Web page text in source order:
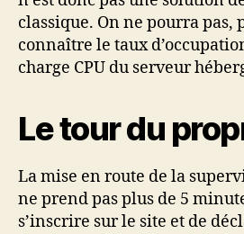
classique. On ne pourra pas,
connaître le taux
charge CPU du serveur
Le tour du
La mise en route de la
ne prend pas plus de 5
s’inscrire sur le site et de